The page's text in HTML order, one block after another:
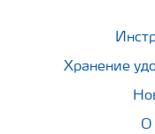
Хранение
О